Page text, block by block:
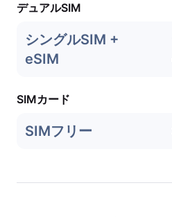
デュアルSIM
シングルSIM +
eSIM
SIMカード
SIMフリー